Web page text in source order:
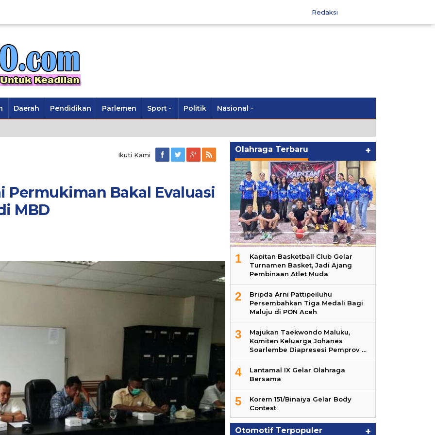
Redaksi
Daerah Pendidikan Parlemen Sport Politik Nasional
Ikuti Kami
Permukiman Bakal Evaluasi
MBD
Olahraga Terbaru +
1
Kapitan Basketball Club Gelar
Turnamen Basket, Jadi Ajang
Pembinaan Atlet Muda
2
Bripda Arni Pattipeiluhu
Persembahkan Tiga Medali Bagi
Maluju di PON Aceh
3
Majukan Taekwondo Maluku,
Komiten Keluarga Johanes
Soarlembe Diapresesi Pemprov …
4
Lantamal IX Gelar Olahraga
Bersama
5
Korem 151/Binaiya Gelar Body
Contest
Otomotif Terpopuler +